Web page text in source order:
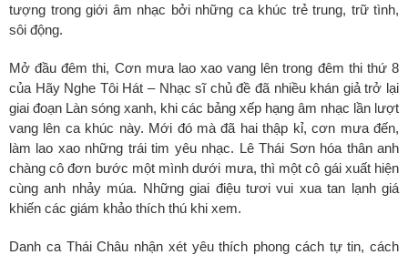
tượng trong giới âm nhạc bởi những ca khúc trẻ trung, trữ tình,
sôi động.
Mở đầu đêm thi, Cơn mưa lao xao vang lên trong đêm thi thứ 8
của Hãy Nghe Tôi Hát – Nhạc sĩ chủ đề đã nhiều khán giả trở lại
giai đoạn Làn sóng xanh, khi các bảng xếp hạng âm nhạc lần lượt
vang lên ca khúc này. Mới đó mà đã hai thập kỉ, cơn mưa đến,
làm lao xao những trái tim yêu nhạc. Lê Thái Sơn hóa thân anh
chàng cô đơn bước một mình dưới mưa, thì một cô gái xuất hiện
cùng anh nhảy múa. Những giai điệu tươi vui xua tan lạnh giá
khiến các giám khảo thích thú khi xem.
Danh ca Thái Châu nhận xét yêu thích phong cách tự tin, cách